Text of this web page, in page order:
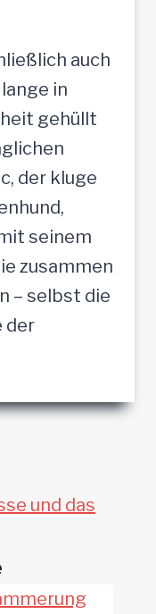
auch
in
gehüllt
der kluge
seinem
zusammen
– selbst die
der
und das